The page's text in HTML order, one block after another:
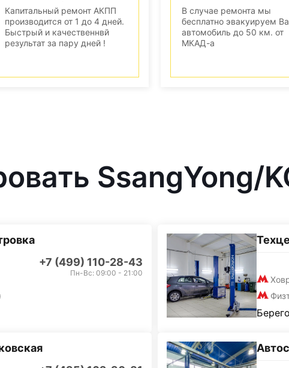
Капитальный ремонт АКПП
производится от 1 до 4 дней.
Быстрый и качественнвй
результат за пару дней !
В случае ремонта мы
бесплатно эвакуируем
автомобиль до 50 км. от
МКАД-а
SsangYong/
+7 (499) 110-28-43
Пн-Вс: 09:00 - 21:00